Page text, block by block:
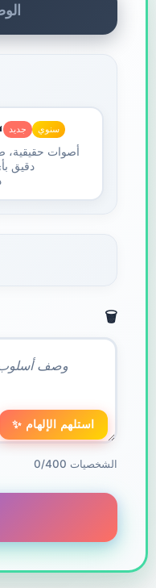
جديد سنوي
أصوات حقيقية،
🗑️
✨ استلهم الإلهام
0/400 الشخصيات